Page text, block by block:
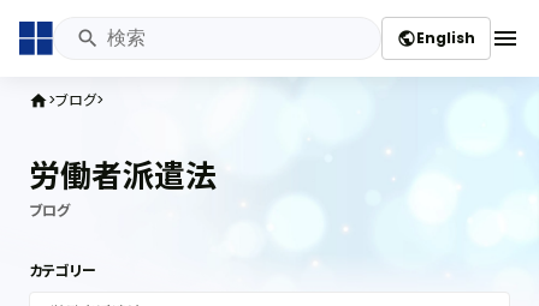
publicEnglish menu
home ブログ
労働者派遣法
ブログ
カテゴリー